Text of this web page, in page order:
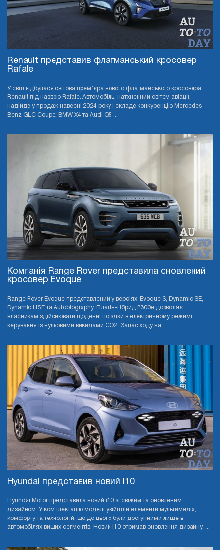
Renault представив флагманський кросовер
Rafale
У світі відбулася світова прем’єра нового флагманського кросовера
Renault під назвою Rafale. Автомобіль, натхненний світом авіації,
надійде у продаж навесні 2024 року і складе конкуренцію Mercedes-
Benz GLC Coupe, BMW X4 та Audi Q5 ...
Компанія Range Rover представила оновлений
кросовер Evoque
Range Rover Evoque представлений у версіях: Evoque S, Dynamic SE,
Dynamic HSE та Autobiography. Плагін-гібрид P300e дозволяє
власникам здійснювати щоденні поїздки в електричному режимі
керування із нульовими викидами CO2. Запас ходу на ...
Hyundai представив новий i10
Hyundai Motor представила новий i10 зі свіжим та оновленим
дизайном. У комплектацію моделі увійшли елементи мультимедіа,
комфорту та технологій, що до цього були доступними лише в
автомобілях вищих сегментів. Новий i10 отримав оновлення дизайну, ...